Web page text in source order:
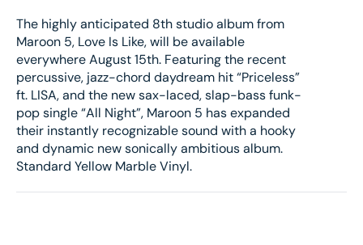
The highly anticipated 8th studio album from
Maroon 5, Love Is Like, will be available
everywhere August 15th. Featuring the recent
percussive, jazz-chord daydream hit “Priceless”
ft. LISA, and the new sax-laced, slap-bass funk-
pop single “All Night”, Maroon 5 has expanded
their instantly recognizable sound with a hooky
and dynamic new sonically ambitious album.
Standard Yellow Marble Vinyl.